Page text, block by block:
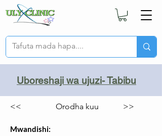
Uboreshaji wa ujuzi- Tabibu
<< Orodha kuu >>
Mwandishi: